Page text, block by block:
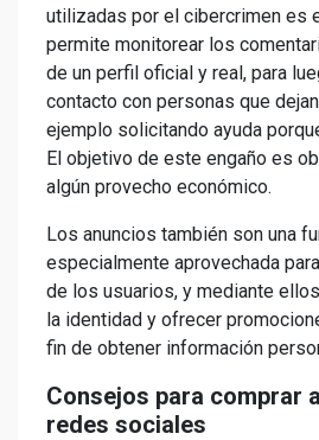
utilizadas por el cibercrimen es
permite monitorear los
de un perfil oficial y real, para
contacto con personas que
ejemplo solicitando ayuda
El objetivo de este engaño es
algún provecho económico.
Los anuncios también son una
especialmente aprovechada
de los usuarios, y mediante
la identidad y ofrecer
fin de obtener información
Consejos para comprar
redes sociales